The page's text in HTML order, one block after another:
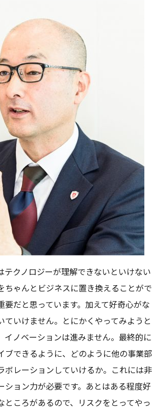
テクノロジーが理解できないといけない
ちゃんとビジネスに置き換えることがで
要だと思っています。加えて好奇心がな
ていけません。とにかくやってみようと
イノベーションは進みません。最終的に
ブできるように、どのように他の事業部
ボレーションしていけるか。これには非
ション力が必要です。あとはある程度好
ところがあるので、リスクをとってやっ